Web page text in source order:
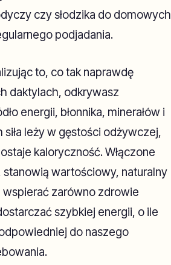
czy słodzika do domowych
podjadania.
to, co tak naprawdę
daktylach, odkrywasz
energii, błonnika, minerałów i
siła leży w gęstości odżywczej,
kaloryczność. Włączone
wartościowy, naturalny
zarówno zdrowie
szybkiej energii, o ile
do naszego